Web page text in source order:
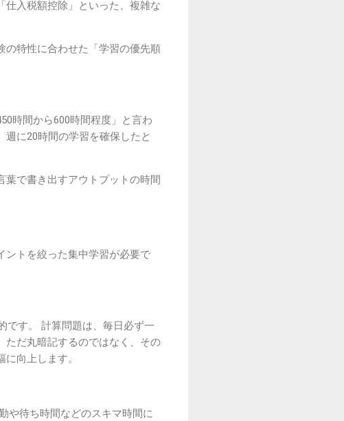
仕入税額控除」といった、複雑な
の特性に合わせた「学習の優先順
時間から600時間程度」と言わ
に20時間の学習を確保したと
葉で書き出すアウトプットの時間
ントを絞った集中学習が必要で
です。 計算問題は、毎日必ず一
ただ丸暗記するのではなく、その
向上します。
や待ち時間などのスキマ時間に